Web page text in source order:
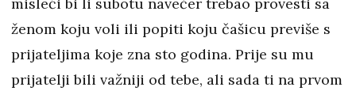
misleći bi li subotu navečer trebao provesti sa
ženom koju voli ili popiti koju čašicu previše s
prijateljima koje zna sto godina. Prije su mu
prijatelji bili važniji od tebe, ali sada ti na prvom